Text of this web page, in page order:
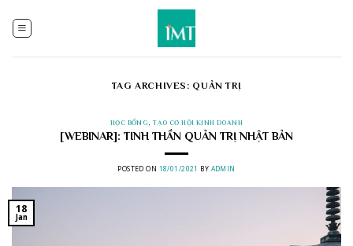
content
TAG ARCHIVES: QUẢN TRỊ
HỌC BỔNG, TẠO CƠ HỘI KINH DOANH
[WEBINAR]: TINH THẦN QUẢN TRỊ NHẬT BẢN
POSTED ON 18/01/2021 BY ADMIN
18
Jan